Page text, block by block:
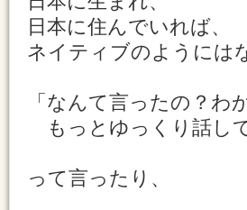
日本に住んでいれば、
ネイティブのようには
「なんて言ったの？わ
もっとゆっくり話し
って言ったり、